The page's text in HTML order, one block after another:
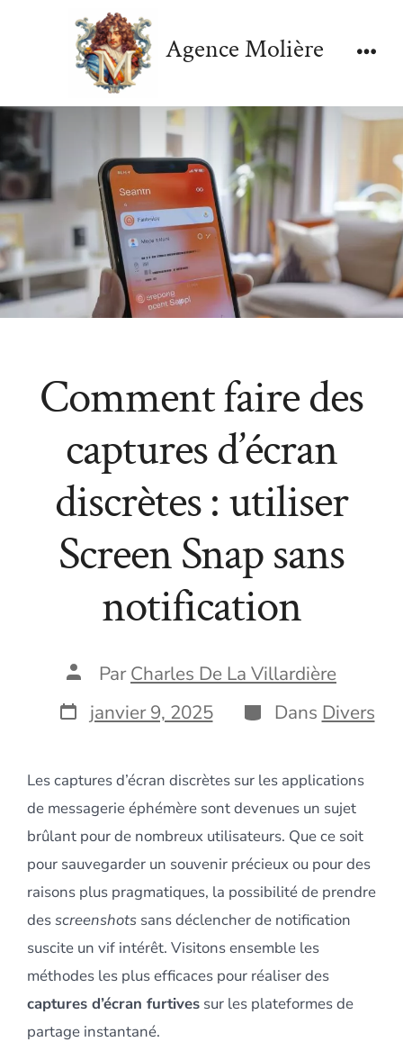
Agence Molière
Comment faire des
captures d’écran
discrètes : utiliser
Screen Snap sans
notification
Auteur
la
publication
ParCharles De La Villardière
Date
de
janvier 9, 2025 Catégories
Dans Divers
Les captures d’écran discrètes sur les applications
de messagerie éphémère sont devenues un sujet
brûlant pour de nombreux utilisateurs. Que ce soit
pour sauvegarder un souvenir précieux ou pour des
raisons plus pragmatiques, la possibilité de prendre
desscreenshotssans déclencher de notification
suscite un vif intérêt. Visitons ensemble les
méthodes les plus efficaces pour réaliser des
captures d’écran furtivessur les plateformes de
partage instantané.